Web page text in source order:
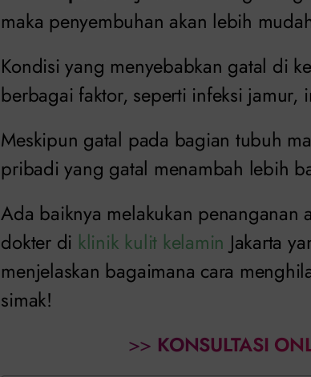
maka penyembuhan akan lebih
Kondisi yang menyebabkan gatal di
berbagai faktor, seperti infeksi jamur,
Meskipun gatal pada bagian tubuh
pribadi yang gatal menambah lebih
Ada baiknya melakukan
dokter di klinik kulit kelamin Jakarta
menjelaskan bagaimana cara
simak!
>> KONSULTASI